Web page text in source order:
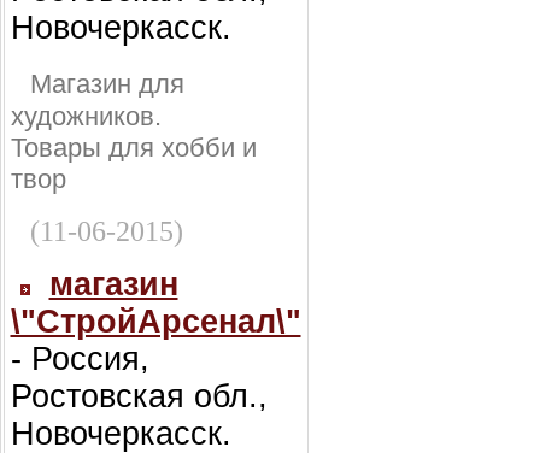
Новочеркасск.
Магазин для
художников.
Товары для хобби и
твор
(11-06-2015)
магазин
\"СтройАрсенал\"
- Россия,
Ростовская обл.,
Новочеркасск.